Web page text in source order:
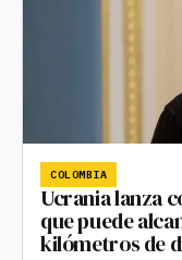
COLOMBIA
Ucrania lanza
que puede
kilómetros de